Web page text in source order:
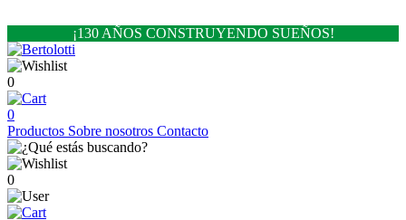
¡130 AÑOS CONSTRUYENDO SUEÑOS!
0
0
Productos Sobre nosotros Contacto
0